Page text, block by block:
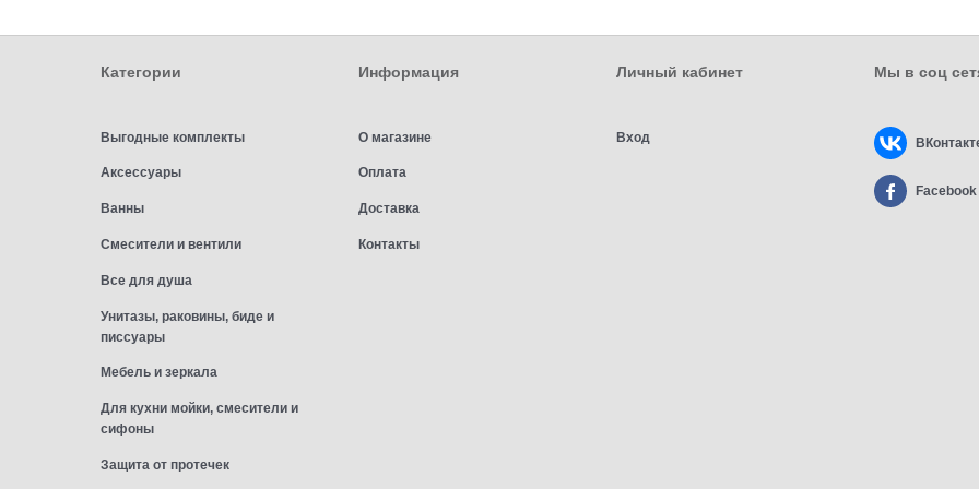
Категории
Выгодные комплекты
Аксессуары
Ванны
Смесители и вентили
Все для душа
Унитазы, раковины, биде и
писсуары
Мебель и зеркала
Для кухни мойки, смесители и
сифоны
Защита от протечек
Информация
О магазине
Оплата
Доставка
Контакты
Личный кабинет
Вход
Мы в соц
Facebook